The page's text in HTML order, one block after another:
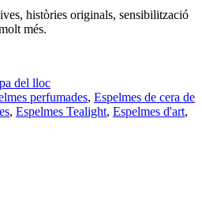
històries originals, sensibilització
més.
del lloc
perfumades, Espelmes de cera de
, Espelmes Tealight, Espelmes d'art,